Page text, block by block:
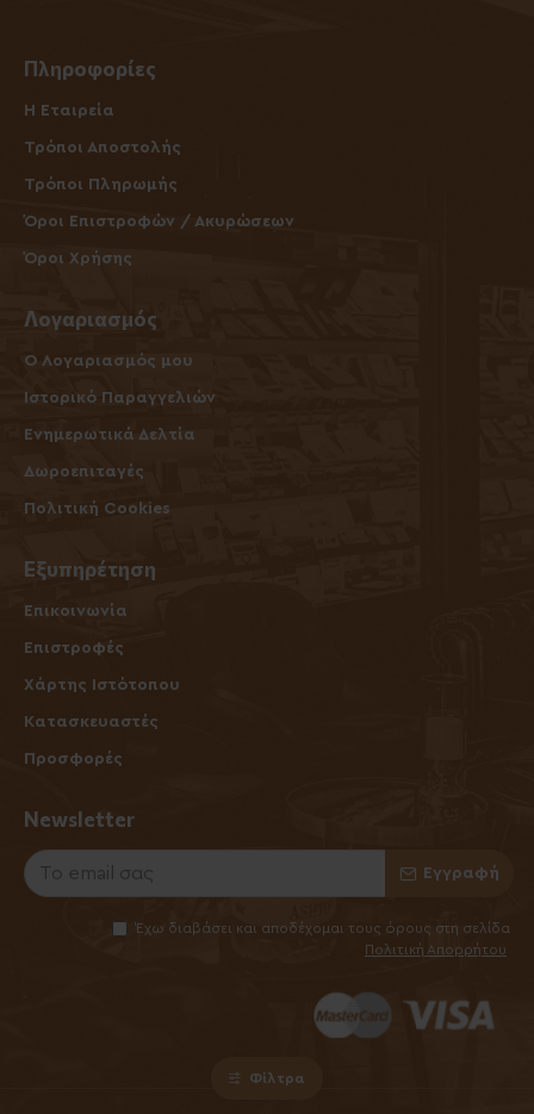
Πληροφορίες
Η Εταιρεία
Τρόποι Αποστολής
Τρόποι Πληρωμής
Όροι Επιστροφών / Ακυρώσεων
Όροι Χρήσης
Λογαριασμός
O Λογαριασμός μου
Ιστορικό Παραγγελιών
Ενημερωτικά Δελτία
Δωροεπιταγές
Πολιτική Cookies
Εξυπηρέτηση
Επικοινωνία
Επιστροφές
Χάρτης Ιστότοπου
Κατασκευαστές
Προσφορές
Newsletter
Εγγραφή
Έχω διαβάσει και αποδέχομαι τους όρους στη σελίδα
Πολιτική Απορρήτου
Φίλτρα